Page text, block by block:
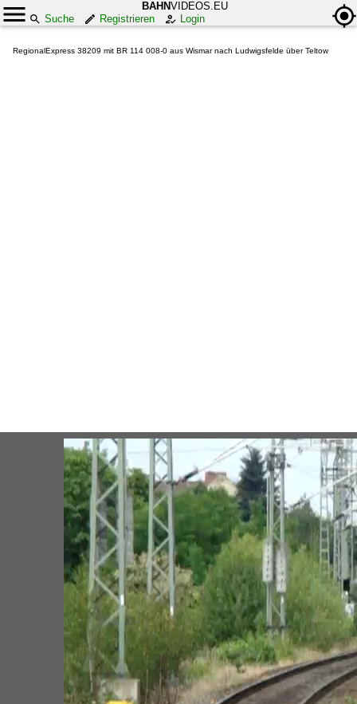
BAHNVIDEOS.EU
Suche
Registrieren Login
RegionalExpress 38209 mit BR 114 008-0 aus Wismar nach Ludwigsfelde über Teltow